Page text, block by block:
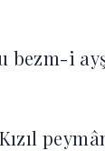
bezm-i
Kızıl